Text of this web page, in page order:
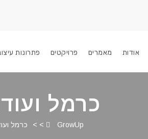
אודות מאמרים פרויקטים פתרונות
כרמל
GrowUp
> > כרמל